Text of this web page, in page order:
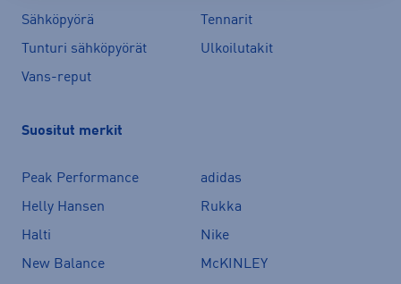
Sähköpyörä
Tennarit
Tunturi sähköpyörät
Ulkoilutakit
Vans-reput
Suositut merkit
Peak Performance
adidas
Helly Hansen
Rukka
Halti
Nike
New Balance
McKINLEY